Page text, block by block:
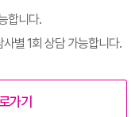
합니다.
별 1회 상담 가능합니다.
가기